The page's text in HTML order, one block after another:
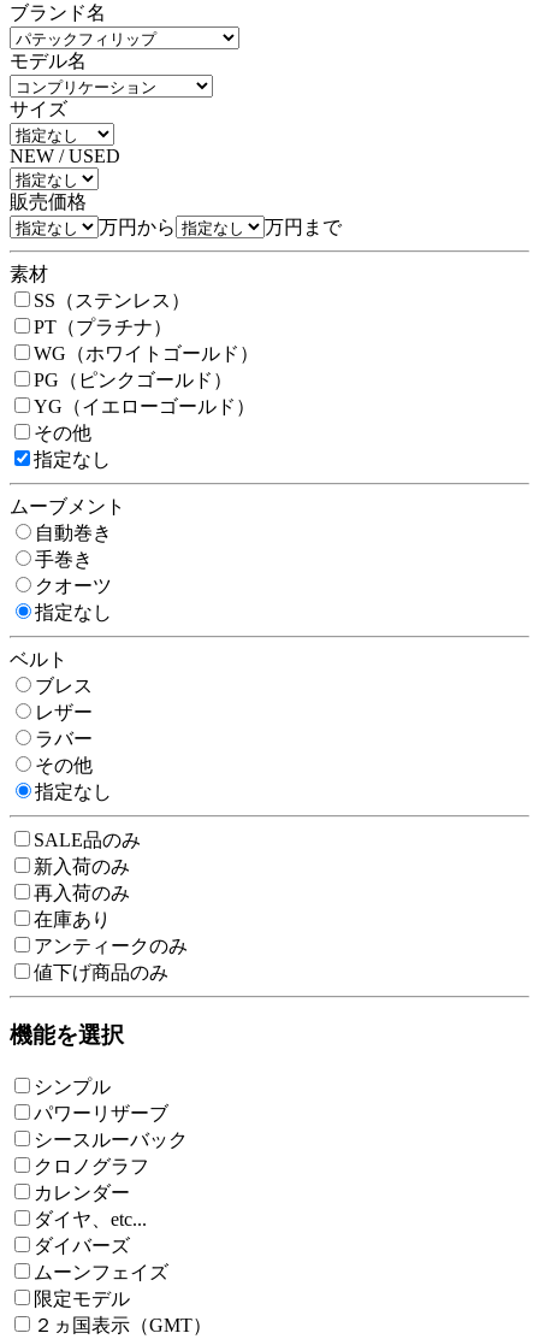
ブランド名
モデル名
サイズ
NEW / USED
販売価格
万円から
万円まで
素材
SS（ステンレス）
PT（プラチナ）
WG（ホワイトゴールド）
PG（ピンクゴールド）
YG（イエローゴールド）
その他
指定なし
ムーブメント
自動巻き
手巻き
クオーツ
指定なし
ベルト
ブレス
レザー
ラバー
その他
指定なし
SALE品のみ
新入荷のみ
再入荷のみ
在庫あり
アンティークのみ
値下げ商品のみ
機能を選択
シンプル
パワーリザーブ
シースルーバック
クロノグラフ
カレンダー
ダイヤ、etc...
ダイバーズ
ムーンフェイズ
限定モデル
２ヵ国表示（GMT）